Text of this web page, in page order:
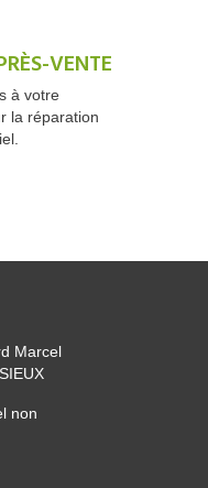
VENTE
à votre
la réparation
Marcel
non